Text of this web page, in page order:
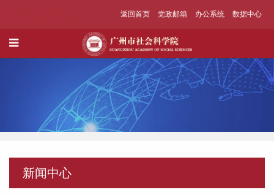
返回首页 党政邮箱 办公系统 数据中心
新闻中心